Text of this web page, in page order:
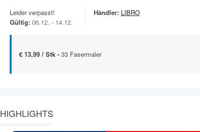
Leider verpasst!
Gültig: 06.12. - 14.12.
Händler: LIBRO
€ 13,99 / Stk - 33 Fasermaler
HIGHLIGHTS